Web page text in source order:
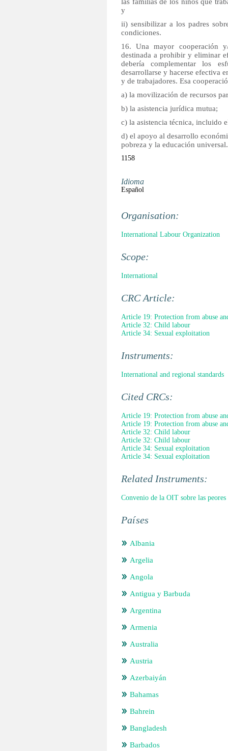
y
ii) sensibilizar a los padres
condiciones.
16. Una mayor cooperación
destinada a prohibir y eliminar
debería complementar los
desarrollarse y hacerse efectiva
y de trabajadores. Esa
a) la movilización de recursos
b) la asistencia jurídica mutua;
c) la asistencia técnica, incluido
d) el apoyo al desarrollo
pobreza y la educación universal.
1158
Idioma
Español
Organisation:
International Labour Organization
Scope:
International
CRC Article:
Article 19: Protection from abuse
Article 32: Child labour
Article 34: Sexual exploitation
Instruments:
International and regional standards
Cited CRCs:
Article 19: Protection from abuse
Article 19: Protection from abuse
Article 32: Child labour
Article 32: Child labour
Article 34: Sexual exploitation
Article 34: Sexual exploitation
Related Instruments:
Convenio de la OIT sobre las
Países
Albania
Argelia
Angola
Antigua y Barbuda
Argentina
Armenia
Australia
Austria
Azerbaiyán
Bahamas
Bahrein
Bangladesh
Barbados